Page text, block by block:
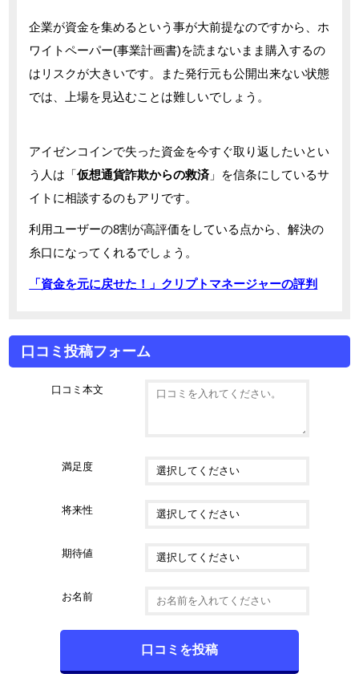
企業が資金を集めるという事が大前提なのですから、ホ
ワイトペーパー(事業計画書)を読まないまま購入するの
はリスクが大きいです。また発行元も公開出来ない状態
では、上場を見込むことは難しいでしょう。
アイゼンコインで失った資金を今すぐ取り返したいとい
う人は「仮想通貨詐欺からの救済 」を信条にしているサ
イトに相談するのもアリです。
利用ユーザーの8割が高評価をしている点から、解決の
糸口になってくれるでしょう。
「資金を元に戻せた！」クリプトマネージャーの評判
口コミ投稿フォーム
口コミ本文
満足度
将来性
期待値
お名前